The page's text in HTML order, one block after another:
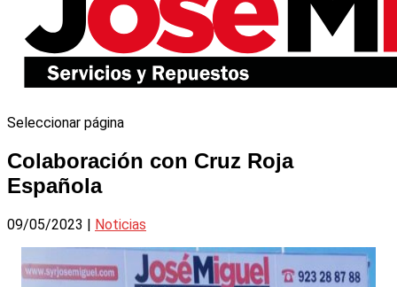
Seleccionar página
Colaboración con Cruz Roja
Española
09/05/2023 | Noticias